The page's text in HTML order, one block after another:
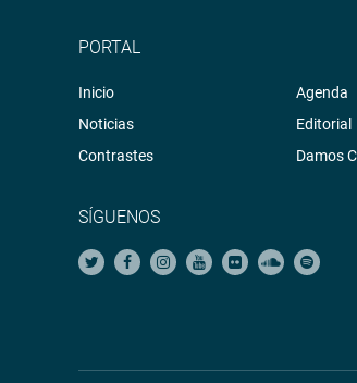
PORTAL
Inicio
Noticias
Contrastes
Agenda
Editorial
Damos
SÍGUENOS